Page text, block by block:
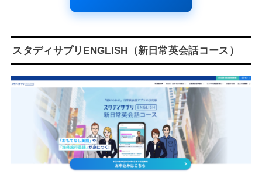
スタディサプリENGLISH（新日常英会話コース）